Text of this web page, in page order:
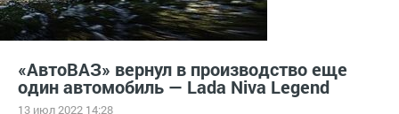
«АвтоВАЗ» вернул в производство еще
один автомобиль — Lada Niva Legend
13 июл 2022 14:28